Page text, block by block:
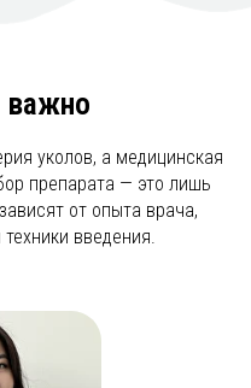
важно
уколов, а медицинская
препарата — это лишь
от опыта врача,
введения.
для